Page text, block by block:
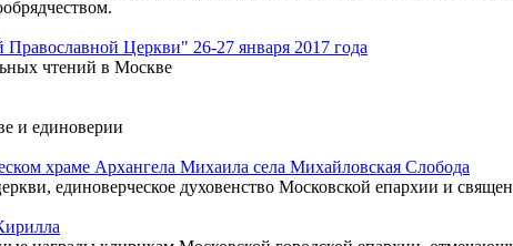
Церкви" 26-27 января 2017 года
чтений в Москве
и единоверии
храме Архангела Михаила села Михайловская Слобода
единоверческое духовенство Московской епархии и